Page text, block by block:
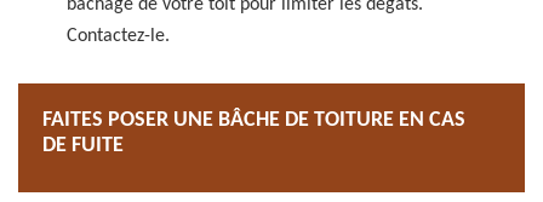
bâchage de votre toit pour limiter les dégâts.
Contactez-le.
FAITES POSER UNE BÂCHE DE TOITURE EN CAS
DE FUITE